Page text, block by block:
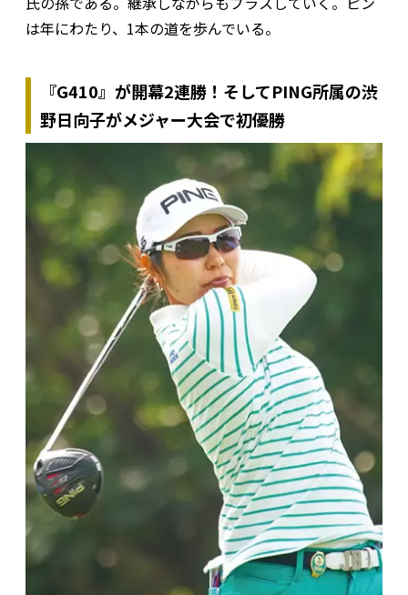
は年にわたり、1本の道を歩んでいる。
『G410』が開幕2連勝！そしてPING所属の渋
野日向子がメジャー大会で初優勝